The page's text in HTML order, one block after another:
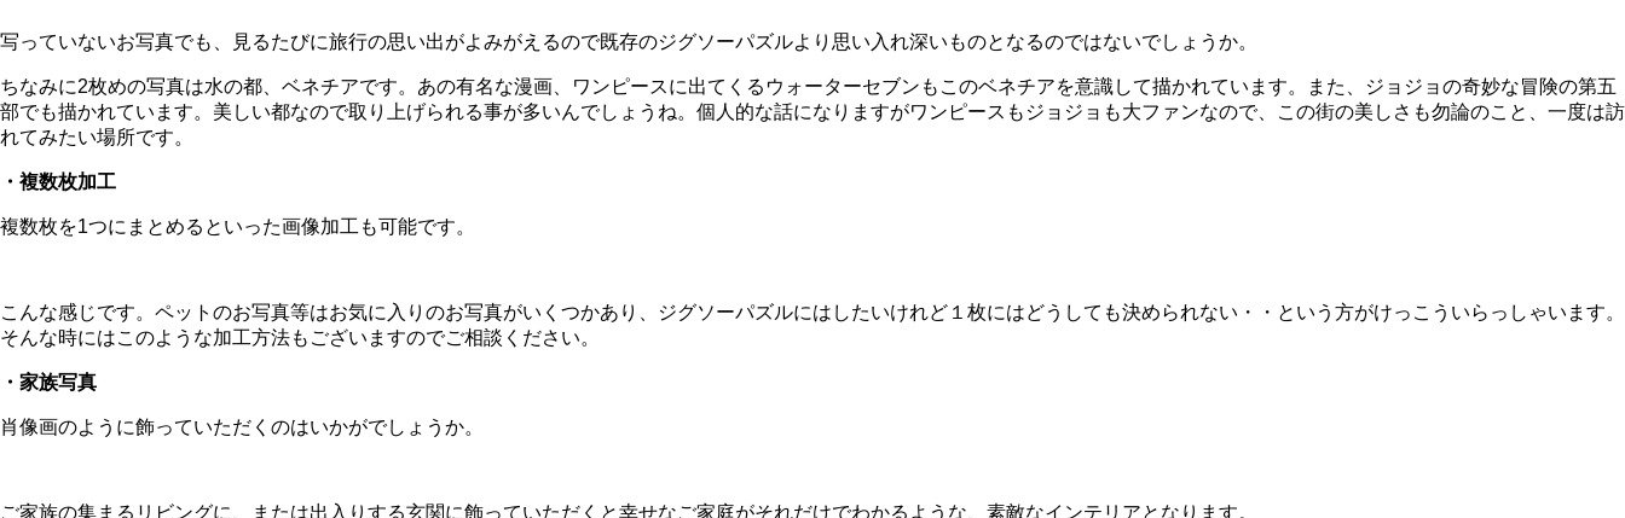
写っていないお写真でも、見るたびに旅行の思い出がよみがえるので既存のジグソーパズルより思い入れ深いものとなるのではないでしょうか。
ちなみに2枚めの写真は水の都、ベネチアです。あの有名な漫画、ワンピースに出てくるウォーターセブンもこのベネチアを意識して描かれています。また、ジョジョの奇妙な冒険の第五
部でも描かれています。美しい都なので取り上げられる事が多いんでしょうね。個人的な話になりますがワンピースもジョジョも大ファンなので、この街の美しさも勿論のこと、一度は訪
れてみたい場所です。
・複数枚加工
複数枚を1つにまとめるといった画像加工も可能です。
こんな感じです。ペットのお写真等はお気に入りのお写真がいくつかあり、ジグソーパズルにはしたいけれど１枚にはどうしても決められない・・という方がけっこういらっしゃいます。
そんな時にはこのような加工方法もございますのでご相談ください。
・家族写真
肖像画のように飾っていただくのはいかがでしょうか。
ご家族の集まるリビングに、または出入りする玄関に飾っていただくと幸せなご家庭がそれだけでわかるような、素敵なインテリアとなります。